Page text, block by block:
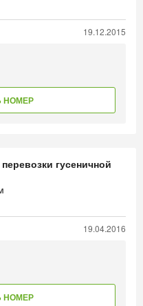
19.12.2015
НОМЕР
гусеничной
19.04.2016
НОМЕР